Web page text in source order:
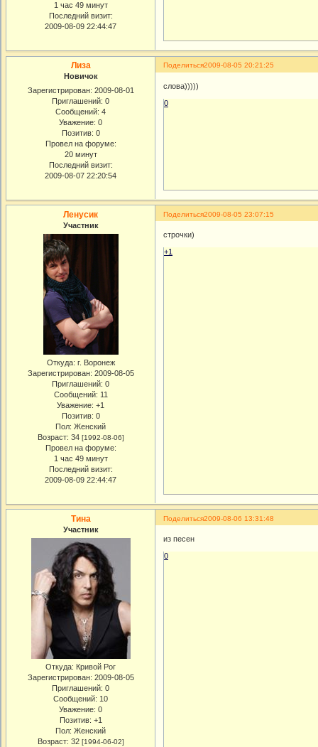
1 час 49 минут
Последний визит:
2009-08-09 22:44:47
Поделиться2009-08-05 20:21:25
Лиза
Новичок
Зарегистрирован: 2009-08-01
Приглашений: 0
Сообщений: 4
Уважение: 0
Позитив: 0
Провел на форуме:
20 минут
Последний визит:
2009-08-07 22:20:54
слова)))))
0
Поделиться2009-08-05 23:07:15
Ленусик
Участник
Откуда: г. Воронеж
Зарегистрирован: 2009-08-05
Приглашений: 0
Сообщений: 11
Уважение: +1
Позитив: 0
Пол: Женский
Возраст: 34 [1992-08-06]
Провел на форуме:
1 час 49 минут
Последний визит:
2009-08-09 22:44:47
строчки)
+1
Поделиться2009-08-06 13:31:48
Тина
Участник
Откуда: Кривой Рог
Зарегистрирован: 2009-08-05
Приглашений: 0
Сообщений: 10
Уважение: 0
Позитив: +1
Пол: Женский
Возраст: 32 [1994-06-02]
из песен
0